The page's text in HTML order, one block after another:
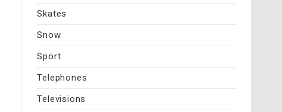
Skates
Snow
Sport
Telephones
Televisions